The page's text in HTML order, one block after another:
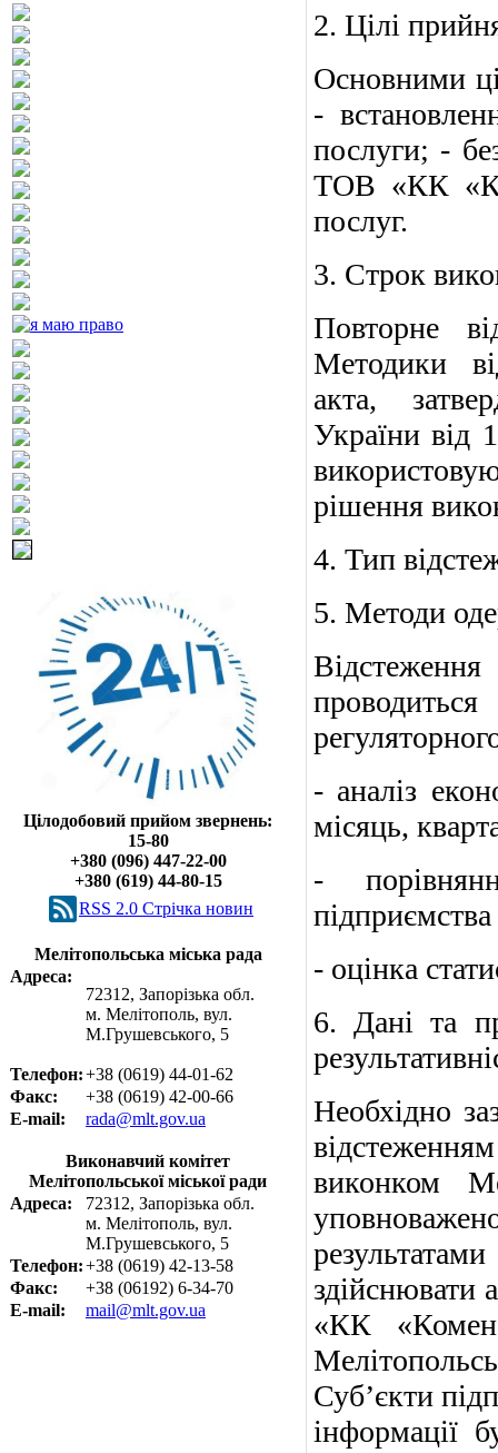
Цілодобовий прийом звернень:
15-80
+380 (096) 447-22-00
+380 (619) 44-80-15
RSS 2.0 Cтрічка новин
Мелітопольська міська рада
Адреса:
72312, Запорізька обл.
м. Мелітополь, вул.
М.Грушевського, 5
Телефон:+38 (0619) 44-01-62
Факс:
+38 (0619) 42-00-66
E-mail:
rada@mlt.gov.ua
Виконавчий комітет
Мелітопольської міської ради
Адреса:
72312, Запорізька обл.
м. Мелітополь, вул.
М.Грушевського, 5
Телефон:+38 (0619) 42-13-58
Факс:
+38 (06192) 6-34-70
E-mail:
mail@mlt.gov.ua
2. Цілі
Основними
-
послуги; -
ТОВ «КК
послуг.
3. Строк
Повторне
Методики
акта,
України від
рішення
4. Тип
5. Методи
Відстеження
- аналіз
місяць,
-
- оцінка
6. Дані та
Необхідно
виконком
«КК
Суб’єкти
інформації